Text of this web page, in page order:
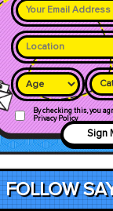
By checking this, you
Privacy Policy
Sign
FOLLOW